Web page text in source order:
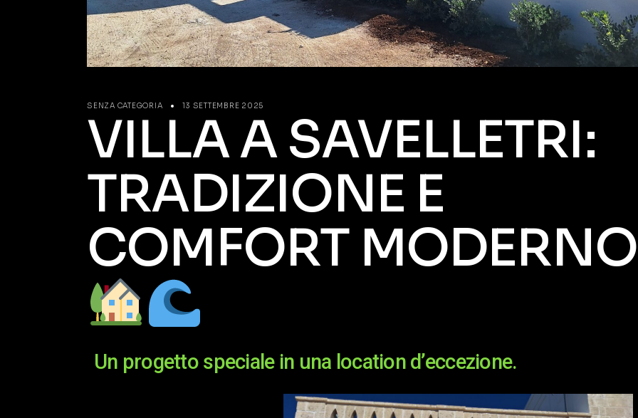
SENZA CATEGORIA 13 SETTEMBRE 2025
VILLA A SAVELLETRI:
TRADIZIONE E
COMFORT MODERNO
Un progetto speciale in una location d’eccezione.